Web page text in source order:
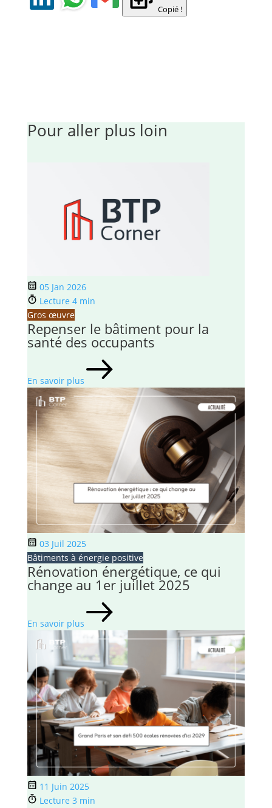
Copié !
Pour aller plus loin
05 Jan 2026
Lecture 4 min
Gros œuvre
Repenser le bâtiment pour la
santé des occupants
En savoir plus
03 Juil 2025
Bâtiments à énergie positive
Rénovation énergétique, ce qui
change au 1er juillet 2025
En savoir plus
11 Juin 2025
Lecture 3 min